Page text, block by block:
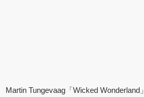
Martin Tungevaag「Wicked Wonderland」